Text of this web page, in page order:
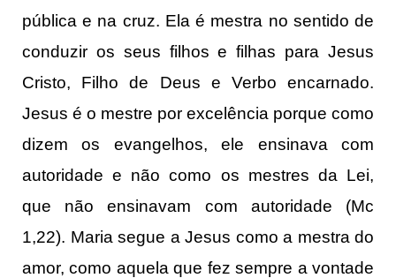
pública e na cruz. Ela é mestra no sentido de
conduzir os seus filhos e filhas para Jesus
Cristo, Filho de Deus e Verbo encarnado.
Jesus é o mestre por excelência porque como
dizem os evangelhos, ele ensinava com
autoridade e não como os mestres da Lei,
que não ensinavam com autoridade (Mc
1,22). Maria segue a Jesus como a mestra do
amor, como aquela que fez sempre a vontade